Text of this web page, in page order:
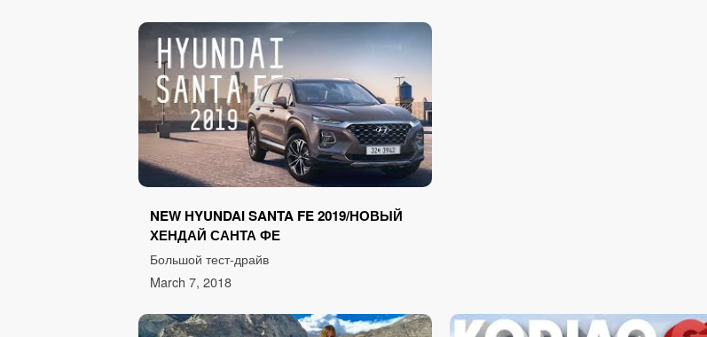
NEW HYUNDAI SANTA FE 2019/НОВЫЙ
ХЕНДАЙ САНТА ФЕ
Большой тест-драйв
March 7, 2018